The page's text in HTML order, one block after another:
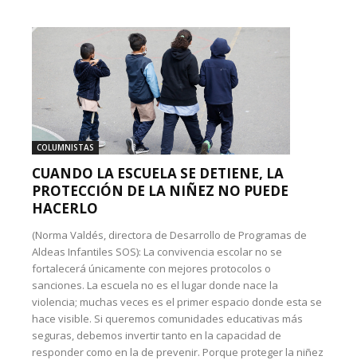
COLUMNISTAS
CUANDO LA ESCUELA SE DETIENE, LA
PROTECCIÓN DE LA NIÑEZ NO PUEDE
HACERLO
(Norma Valdés, directora de Desarrollo de Programas de
Aldeas Infantiles SOS): La convivencia escolar no se
fortalecerá únicamente con mejores protocolos o
sanciones. La escuela no es el lugar donde nace la
violencia; muchas veces es el primer espacio donde esta se
hace visible. Si queremos comunidades educativas más
seguras, debemos invertir tanto en la capacidad de
responder como en la de prevenir. Porque proteger la niñez